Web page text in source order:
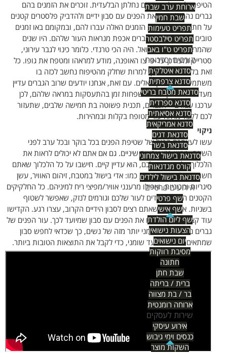
ארוחת ערב שבת
שבת חמין
תפריט טעימות
תפריט סילבסטר
תפריט ט"ו באב
קורסים וסדנאות
סדנא איטלקית
סדנא צרפתית
סדנאת מטבח בריטי
סדנא ספרדית
סדנא אסיאתית
סדנא אמריקאית
סדנאת דגים
סדנאת בשר
סדנאת בישול צמחוני
קורס מגדנאות
סדנאת בישול לילדים
אירועים פרטיים
שף פרטי
שף אישי
שף ליום הולדת
הצעות נישואין
יום נישואים
מסיבת רווקות
חתונה
שבת חתן
ברית / בריתה
בר / בת מצווה
ארוחה רומנטית
שירות לעסקים
אירוע עיסקי
כנסים וימי גיבוש
השקות מוצר
הטיפוח לטיפול בעור הם נחלתן הבלעדית. זוכרים את הזמנים בהם
גברים נהגו לשטוף את הפנים עם סבון ידיים ולהדביק פלסטרים קטנים
על חתכי הגילוח? ובכן, הזמנים האלה עברו להם, ובמקומם באו זמנים
טובים יותר, בהם גם לגברים אכפת מנראות העור שלהם. היו שנים
שהמראה המטרו-סקסואל. היה הכי טרנדי. כלומר כינוי לגבר עירוני,
סטרייט ומעודכן על-פי צו האופנה, מודע למראהו ומטפח את גופו. כל
זאת בלי להתבייש בכך למרות שחלק מהטיפוח נחשב לכזה בו
משתמשים הומוסקסואלים. עם זאת, אנחנו יודעים שרוב הגברים עדיין
מעדיפים להשקיע כמה שפחות זמן בהתעסקות במראה שלהם, לכן
ערכנו עבורם – הגברים, תכנית פשוטה בת חמישה שלבים, שתעזור
לכם לקבל מראה עור מטופח בקלות ובמהירות.
ניקוי
עשו לעצמכם הרגל של שטיפת הפנים בכל בוקר ובכל ערב לפני
השינה, ממש כמו צחצוח שיניים. גם אם אתם לא יכולים לראות את
הלכלוך על הפנים שלכם, הוא עדיין קיים. חישבו על כל הלכלוך שאתם
חשופים אליו במשך היום, כמו: אדי בישול במטבח, זיהום האוויר, עשן
סיגריות ומכוניות, ואפילו מרענני אוויר/מפיצי ריח למיניהם. כל החלקיקים
הקטנים האלה נצמדים לעור שלכם וגורמים לנזק, שאפשר לשטוף
בשניות. אבל לפני שאתם רצים לסבון הידיים הקרוב, עצרו רגע. הקדישו
עוד קצת מאמץ ושטפו את הפנים עם סבון שמיועד לכך. עור הפנים של
גברים נוטה להיות שומני יותר מזה של נשים, כך שכדאי לחפש סבון
שמתאים לעור רגיל עד שומני, כדי לקבל את התוצאות הטובות ביותר.